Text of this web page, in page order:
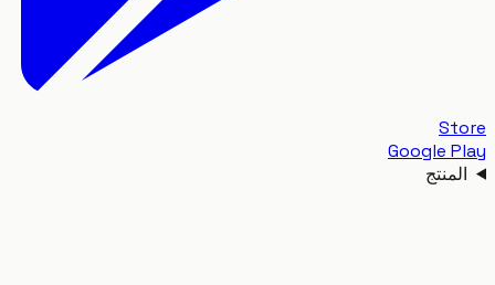
Google